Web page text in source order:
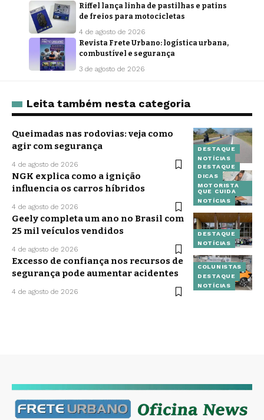
Riffel lança linha de pastilhas e patins
de freios para motocicletas
4 de agosto de 2026
Revista Frete Urbano: logística urbana,
combustível e segurança
3 de agosto de 2026
Leita também nesta categoria
DESTAQUE
NOTÍCIAS
Queimadas nas rodovias: veja como
agir com segurança
4 de agosto de 2026
DESTAQUE
DICAS
MOTORISTA
QUE CUIDA
NOTÍCIAS
NGK explica como a ignição
influencia os carros híbridos
4 de agosto de 2026
DESTAQUE
NOTÍCIAS
Geely completa um ano no Brasil com
25 mil veículos vendidos
4 de agosto de 2026
COLUNISTAS
DESTAQUE
NOTÍCIAS
Excesso de confiança nos recursos de
segurança pode aumentar acidentes
4 de agosto de 2026